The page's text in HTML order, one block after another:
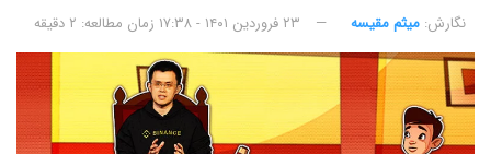
نگارش:‌ میثم مقیسه ۲۳ فروردین ۱۴۰۱ - ۱۷:۳۸ زمان مطالعه: ۲ دقیقه